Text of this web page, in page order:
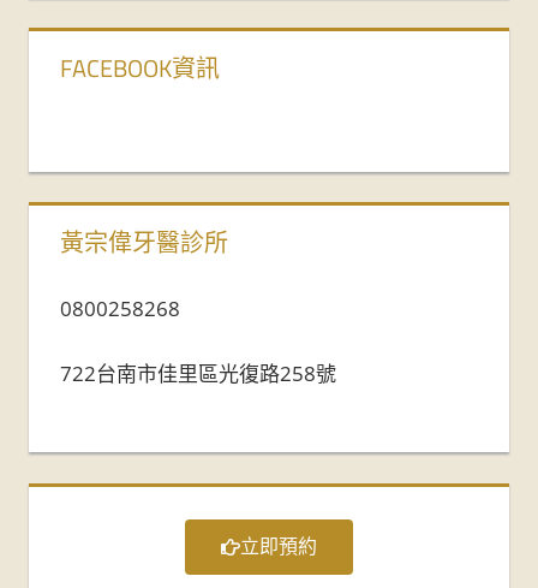
FACEBOOK資訊
黃宗偉牙醫診所
0800258268
722台南市佳里區光復路258號
立即預約